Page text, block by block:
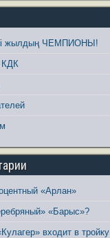
жылдың ЧЕМПИОНЫ!
КДК
«Арлан»
«Барыс»?
входит в тройку